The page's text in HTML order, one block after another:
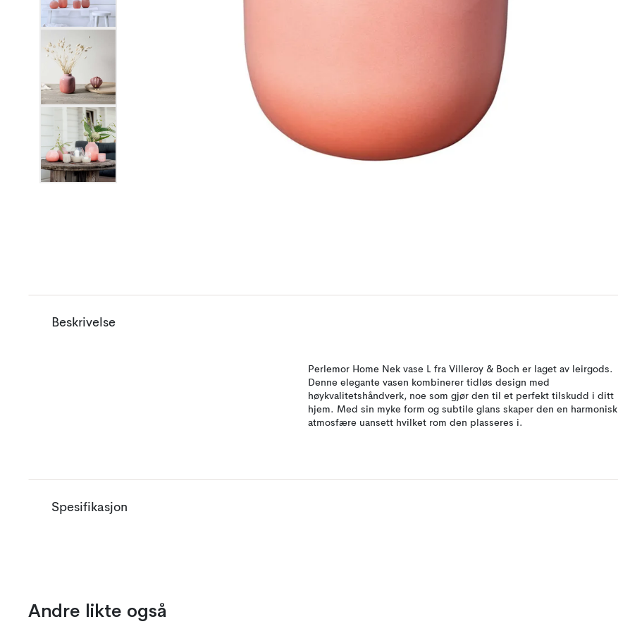
Beskrivelse
Perlemor Home Nek vase L fra Villeroy & Boch er laget av leirgods.
Denne elegante vasen kombinerer tidløs design med
høykvalitetshåndverk, noe som gjør den til et perfekt tilskudd i ditt
hjem. Med sin myke form og subtile glans skaper den en harmonisk
atmosfære uansett hvilket rom den plasseres i.
Spesifikasjon
Andre likte også